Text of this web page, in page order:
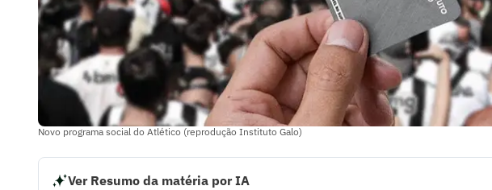
Novo programa social do Atlético (reprodução Instituto Galo)
Ver Resumo da matéria por IA